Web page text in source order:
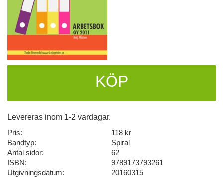
KÖP
Levereras inom 1-2 vardagar.
Pris:
118 kr
Bandtyp:
Spiral
Antal sidor:
62
ISBN:
9789173793261
Utgivningsdatum:
20160315